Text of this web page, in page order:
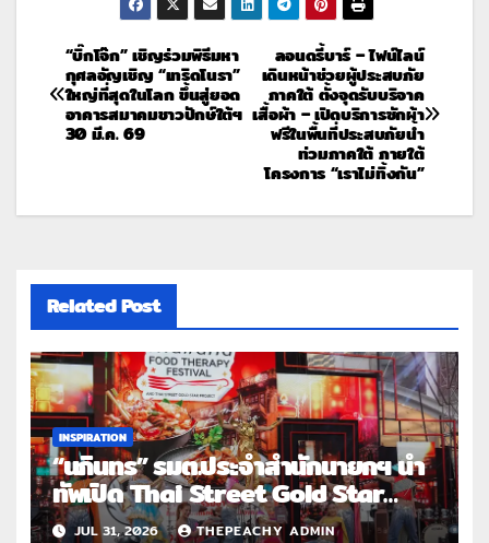
ลอนดรี้บาร์ – ไฟน์ไลน์
เดินหน้าช่วยผู้ประสบภัย
ภาคใต้ ตั้งจุดรับบริจาค
เสื้อผ้า – เปิดบริการซักผ้า
ฟรีในพื้นที่ประสบภัยน้ำ
ท่วมภาคใต้ ภายใต้
โครงการ “เราไม่ทิ้งกัน”
“บิ๊กโจ๊ก” เชิญร่วมพิธีมหา
กุศลอัญเชิญ “เทริดโนรา”
ใหญ่ที่สุดในโลก ขึ้นสู่ยอด
อาคารสมาคมชาวปักษ์ใต้ฯ
30 มี.ค. 69
Related Post
INSPIRATION
“นภินทร” รมต.ประจำสำนักนายกฯ นำ
ทัพเปิด Thai Street Gold Star
Roadshow 3 จังหวัดต้นแบบ
JUL 31, 2026 THEPEACHY ADMIN